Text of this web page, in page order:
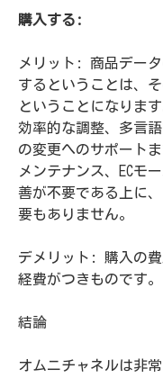
購入する:
メリット:
商品デー
するということは、
ということになりま
効率的な調整、多言
の変更へのサポート
メンテナンス、ECモ
善が不要である上に
要もありません。
デメリット:
購入の
経費がつきものです。
結論
オムニチャネルは非